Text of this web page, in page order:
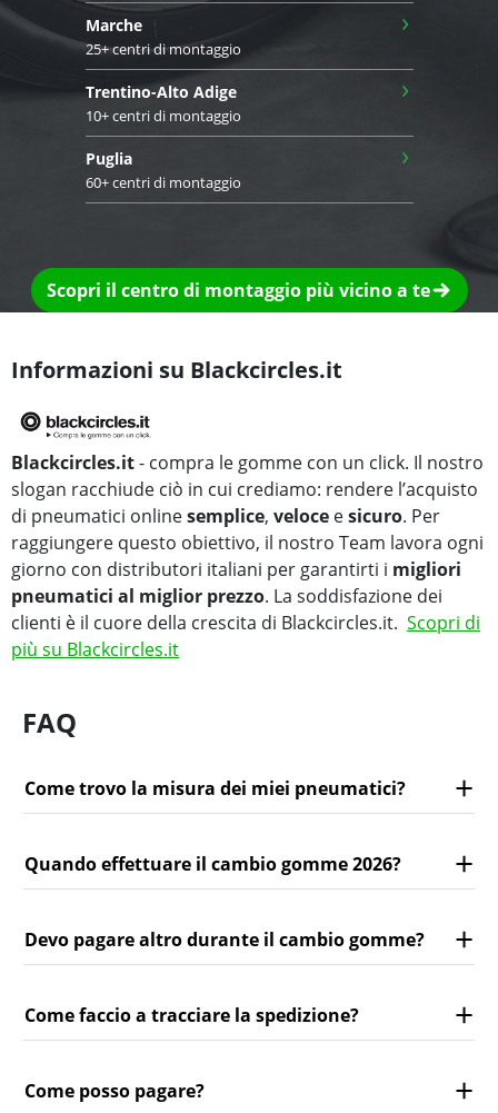
Marche
25+ centri di montaggio
›
Trentino-Alto Adige
10+ centri di montaggio
›
Puglia
60+ centri di montaggio
›
Scopri il centro di montaggio più vicino a te
Informazioni su Blackcircles.it
Blackcircles.it- compra le gomme con un click. Il nostro
slogan racchiude ciò in cui crediamo: rendere l’acquisto
di pneumatici onlinesemplice, veloce esicuro. Per
raggiungere questo obiettivo, il nostro Team lavora ogni
giorno con distributori italiani per garantirti i migliori
pneumatici al miglior prezzo. La soddisfazione dei
clienti è il cuore della crescita di Blackcircles.it. Scopri di
più su Blackcircles.it
FAQ
Come trovo la misura dei miei pneumatici?
Quando effettuare il cambio gomme 2026?
Devo pagare altro durante il cambio gomme?
Come faccio a tracciare la spedizione?
Come posso pagare?